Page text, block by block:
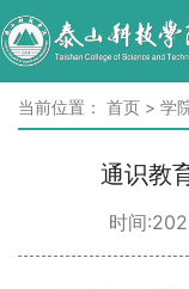
当前位置： 首页 > 学
通识教
时间